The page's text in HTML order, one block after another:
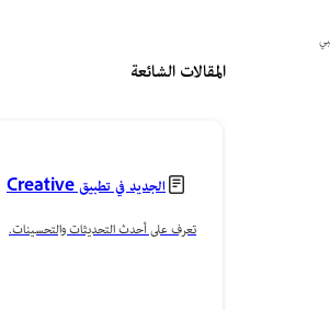
المقالات الشائعة
الجديد في تطبيق Creative
تعرف على أحدث التحديثات والتحسينات.